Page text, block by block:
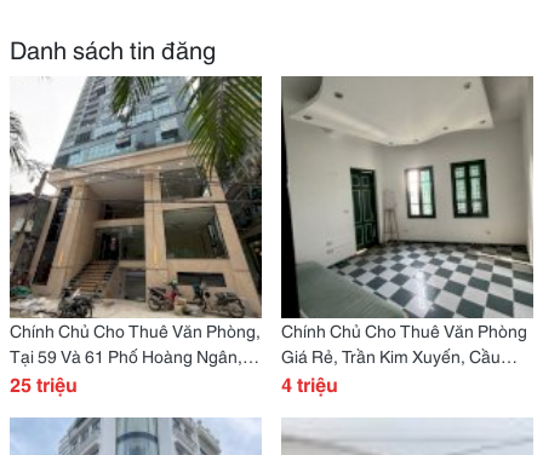
Danh sách tin đăng
Chính Chủ Cho Thuê Văn Phòng,
Tại 59 Và 61 Phố Hoàng Ngân,
Phường Thanh Xuân, Hà Nội
25 triệu
Chính Chủ Cho Thuê Văn Phòng
Giá Rẻ, Trần Kim Xuyến, Cầu
Giấy, Hà Nội
4 triệu